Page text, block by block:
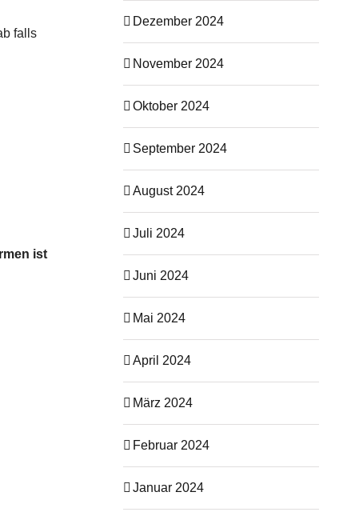
falls
ist
Dezember 2024
November 2024
Oktober 2024
September 2024
August 2024
Juli 2024
Juni 2024
Mai 2024
April 2024
März 2024
Februar 2024
Januar 2024